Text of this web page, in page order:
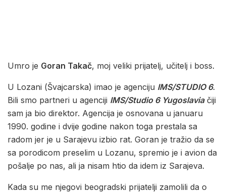
Umro je Goran Takač, moj veliki prijatelj, učitelj i boss.
U Lozani (Švajcarska) imao je agenciju IMS/STUDIO 6.
Bili smo partneri u agenciji IMS/Studio 6 Yugoslaviačiji
sam ja bio direktor. Agencija je osnovana u januaru
1990. godine i dvije godine nakon toga prestala sa
radom jer je u Sarajevu izbio rat. Goran je tražio da se
sa porodicom preselim u Lozanu, spremio je i avion da
pošalje po nas, ali ja nisam htio da idem iz Sarajeva.
Kada su me njegovi beogradski prijatelji zamolili da o